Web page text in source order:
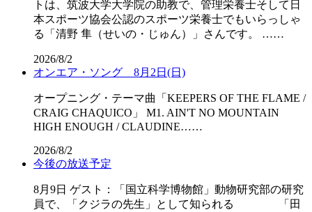
トは、筑波大学大学院の助教で、管理栄養士そして日
本スポーツ協会公認のスポーツ栄養士でもいらっしゃ
る「清野 隼（せいの・じゅん）」さんです。 ……
2026/8/2
オンエア・ソング 8月2日(日)
オープニング・テーマ曲「KEEPERS OF THE FLAME /
CRAIG CHAQUICO」 M1. AIN'T NO MOUNTAIN
HIGH ENOUGH / CLAUDINE……
2026/8/2
今後の放送予定
8月9日 ゲスト：「国立科学博物館」動物研究部の研究
員で、「クジラの先生」として知られる 「田